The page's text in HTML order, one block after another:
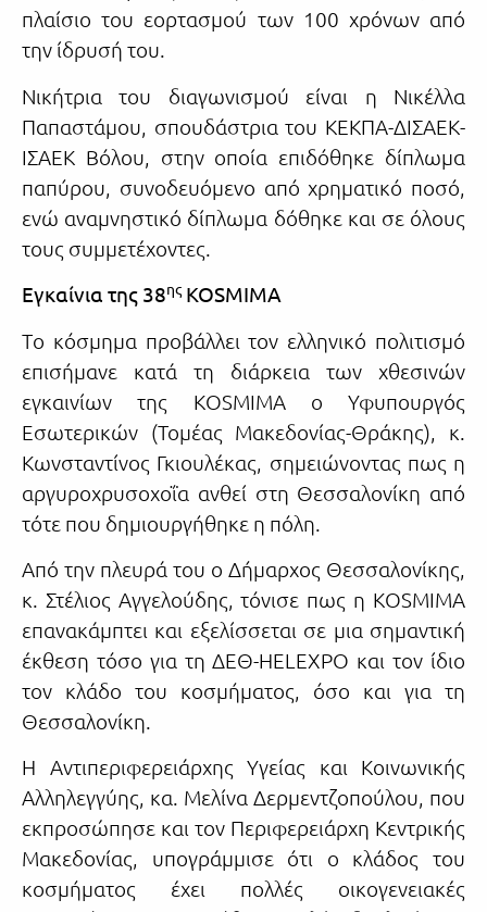
πλαίσιο του εορτασμού των 100 χρόνων από
την ίδρυσή του.
Νικήτρια του διαγωνισμού είναι η Νικέλλα
Παπαστάμου, σπουδάστρια του ΚΕΚΠΑ-ΔΙΣΑΕΚ-
ΙΣΑΕΚ Βόλου, στην οποία επιδόθηκε δίπλωμα
παπύρου, συνοδευόμενο από χρηματικό ποσό,
ενώ αναμνηστικό δίπλωμα δόθηκε και σε όλους
τους συμμετέχοντες.
Εγκαίνια της 38ης KOSMIMA
Tο κόσμημα προβάλλει τον ελληνικό πολιτισμό
επισήμανε κατά τη διάρκεια των χθεσινών
εγκαινίων της KOSMIMA ο Υφυπουργός
Εσωτερικών (Τομέας Μακεδονίας-Θράκης), κ.
Κωνσταντίνος Γκιουλέκας, σημειώνοντας πως η
αργυροχρυσοχοΐα ανθεί στη Θεσσαλονίκη από
τότε που δημιουργήθηκε η πόλη.
Από την πλευρά του ο Δήμαρχος Θεσσαλονίκης,
κ. Στέλιος Αγγελούδης, τόνισε πως η KOSMIMA
επανακάμπτει και εξελίσσεται σε μια σημαντική
έκθεση τόσο για τη ΔΕΘ-HELEXPO και τον ίδιο
τον κλάδο του κοσμήματος, όσο και για τη
Θεσσαλονίκη.
Η Αντιπεριφερειάρχης Υγείας και Κοινωνικής
Αλληλεγγύης, κα. Μελίνα Δερμεντζοπούλου, που
εκπροσώπησε και τον Περιφερειάρχη Κεντρικής
Μακεδονίας, υπογράμμισε ότι ο κλάδος του
κοσμήματος έχει πολλές οικογενειακές